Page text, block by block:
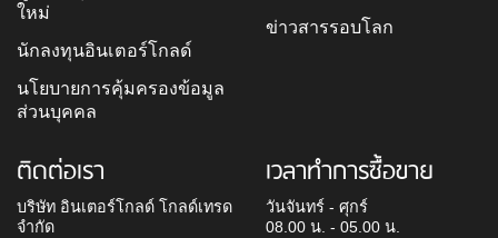
ใหม่
นักลงทุนอินเตอร์โกลด์
นโยบายการคุ้มครองข้อมูล
ส่วนบุคคล
ข่าวสารรอบโลก
ติดต่อเรา
บริษัท อินเตอร์โกลด์ โกลด์เทรด
จำกัด
เวลาทำการซื้อขาย
วันจันทร์ - ศุกร์
08.00 น. - 05.00 น.